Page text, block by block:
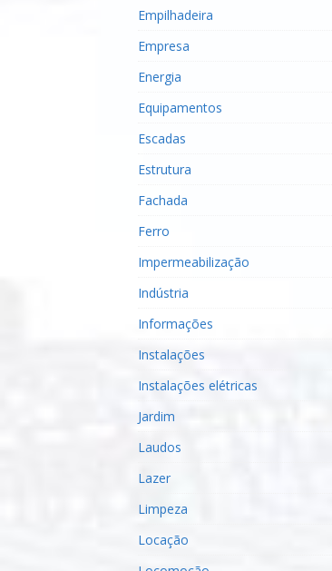
Empilhadeira
Empresa
Energia
Equipamentos
Escadas
Estrutura
Fachada
Ferro
Impermeabilização
Indústria
Informações
Instalações
Instalações elétricas
Jardim
Laudos
Lazer
Limpeza
Locação